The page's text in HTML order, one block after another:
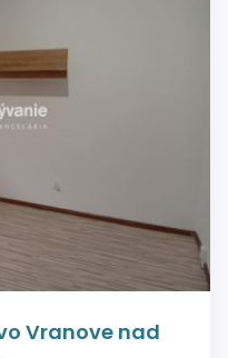
Vranove nad